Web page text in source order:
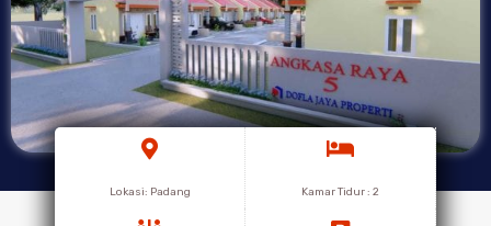
Lokasi: Padang Kamar Tidur : 2